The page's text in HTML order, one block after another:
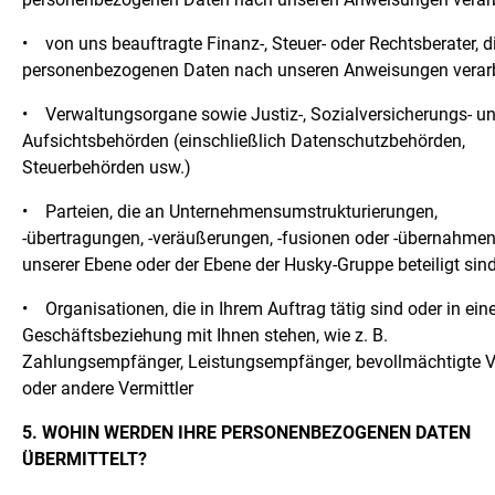
•
von uns beauftragte Finanz-, Steuer- oder Rechtsberater,
personenbezogenen Daten nach unseren Anweisungen
•
Verwaltungsorgane sowie Justiz-, Sozialversicherungs-
Aufsichtsbehörden (einschließlich Datenschutzbehörden,
Steuerbehörden usw.)
•
Parteien, die an Unternehmensumstrukturierungen,
-übertragungen, -veräußerungen, -fusionen oder -
unserer Ebene oder der Ebene der Husky-Gruppe beteiligt
•
Organisationen, die in Ihrem Auftrag tätig sind oder in
Geschäftsbeziehung mit Ihnen stehen, wie z. B.
Zahlungsempfänger, Leistungsempfänger, bevollmächtigte
oder andere Vermittler
5. WOHIN WERDEN IHRE PERSONENBEZOGENEN DATEN
ÜBERMITTELT?